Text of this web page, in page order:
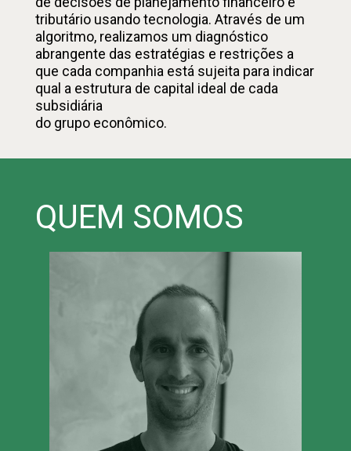
tributário usando tecnologia. Através de um
algoritmo, realizamos um diagnóstico
abrangente das estratégias e restrições a
que cada companhia está sujeita para indicar
qual a estrutura de capital ideal de cada
subsidiária
do grupo econômico.
QUEM SOMOS